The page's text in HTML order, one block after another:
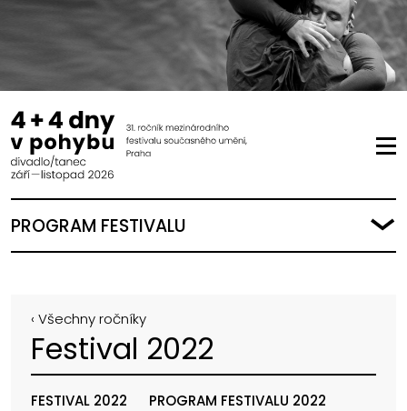
PROGRAM FESTIVALU
‹ Všechny ročníky
Festival 2022
FESTIVAL 2022
PROGRAM FESTIVALU 2022